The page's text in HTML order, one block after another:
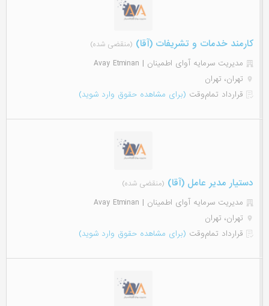
کارمند خدمات و تشریفات (آقا) (منقضی شده)
مدیریت سرمایه آوای اطمینان | Avay Etminan
تهران، تهران
قرارداد تمام‌وقت (برای مشاهده حقوق وارد شوید)
دستیار مدیر عامل (آقا) (منقضی شده)
مدیریت سرمایه آوای اطمینان | Avay Etminan
تهران، تهران
قرارداد تمام‌وقت (برای مشاهده حقوق وارد شوید)